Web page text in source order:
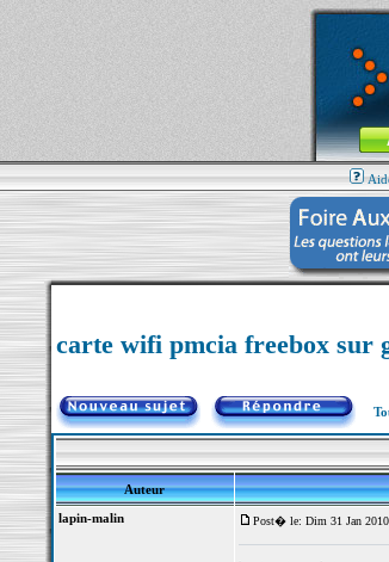
MacBook-fr.com
Aller au
carte wifi pmcia freebox sur
Auteur
lapin-malin
Post� le: Dim 31 Jan